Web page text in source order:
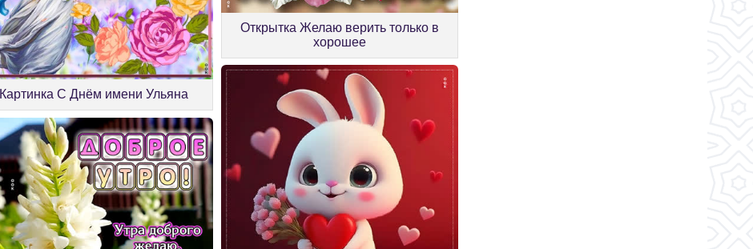
Картинка С Днём имени Ульяна
Открытка Желаю верить только в
хорошее